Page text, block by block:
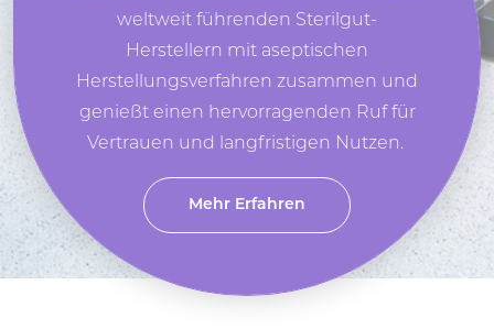
weltweit führenden Sterilgut-
Herstellern mit aseptischen
Herstellungsverfahren zusammen und
genießt einen hervorragenden Ruf für
Vertrauen und langfristigen Nutzen.
Mehr Erfahren